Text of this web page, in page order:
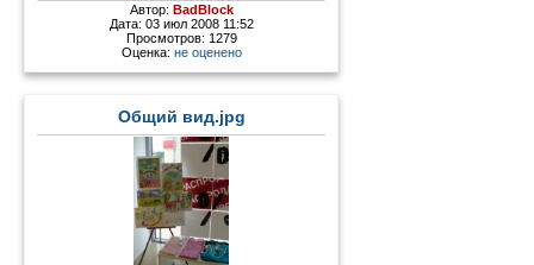
Автор: BadBlock
Дата: 03 июл 2008 11:52
Просмотров: 1279
Оценка: не оценено
Общий вид.jpg